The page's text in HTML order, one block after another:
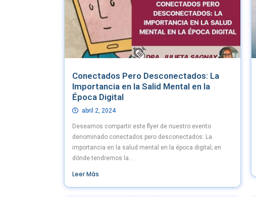
Conectados Pero Desconectados: La
Importancia en la Salid Mental en la
Época Digital
abril 2, 2024
Deseamos compartir este flyer de nuestro evento
denominado conectados pero desconectados: La
importancia en la salud mental en la época digital; en
dónde tendremos la...
Leer Más